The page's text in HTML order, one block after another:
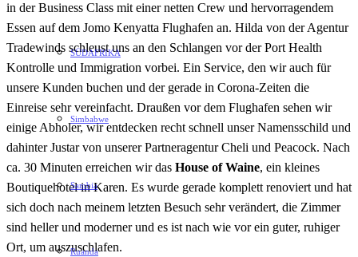
SÜDAFRIKA
Simbabwe
Sambia
Ruanda
in der Business Class mit einer netten Crew und hervorragendem
Essen auf dem Jomo Kenyatta Flughafen an. Hilda von der Agentur
Tradewinds schleust uns an den Schlangen vor der Port Health
Kontrolle und Immigration vorbei. Ein Service, den wir auch für
unsere Kunden buchen und der gerade in Corona-Zeiten die
Einreise sehr vereinfacht. Draußen vor dem Flughafen sehen wir
einige Abholer, wir entdecken recht schnell unser Namensschild und
dahinter Justar von unserer Partneragentur Cheli und Peacock. Nach
ca. 30 Minuten erreichen wir das House of Waine, ein kleines
Boutiquehotel in Karen. Es wurde gerade komplett renoviert und hat
sich doch nach meinem letzten Besuch sehr verändert, die Zimmer
sind heller und moderner und es ist nach wie vor ein guter, ruhiger
Ort, um auszuschlafen.